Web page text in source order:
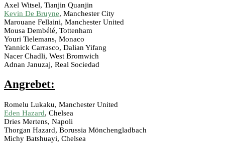
Axel Witsel, Tianjin Quanjin
Kevin De Bruyne, Manchester City
Marouane Fellaini, Manchester United
Mousa Dembélé, Tottenham
Youri Tielemans, Monaco
Yannick Carrasco, Dalian Yifang
Nacer Chadli, West Bromwich
Adnan Januzaj, Real Sociedad
Angrebet:
Romelu Lukaku, Manchester United
Eden Hazard, Chelsea
Dries Mertens, Napoli
Thorgan Hazard, Borussia Mönchengladbach
Michy Batshuayi, Chelsea